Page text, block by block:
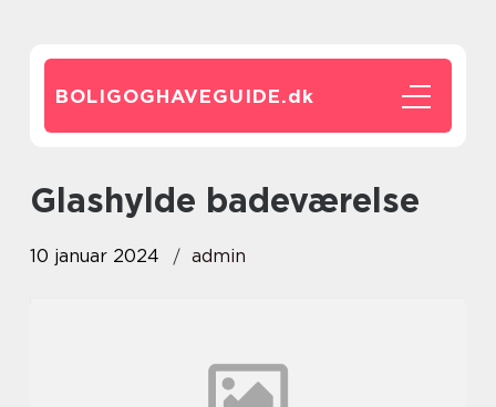
BOLIGOGHAVEGUIDE.dk
glashylde badeværelse
10 januar 2024 admin